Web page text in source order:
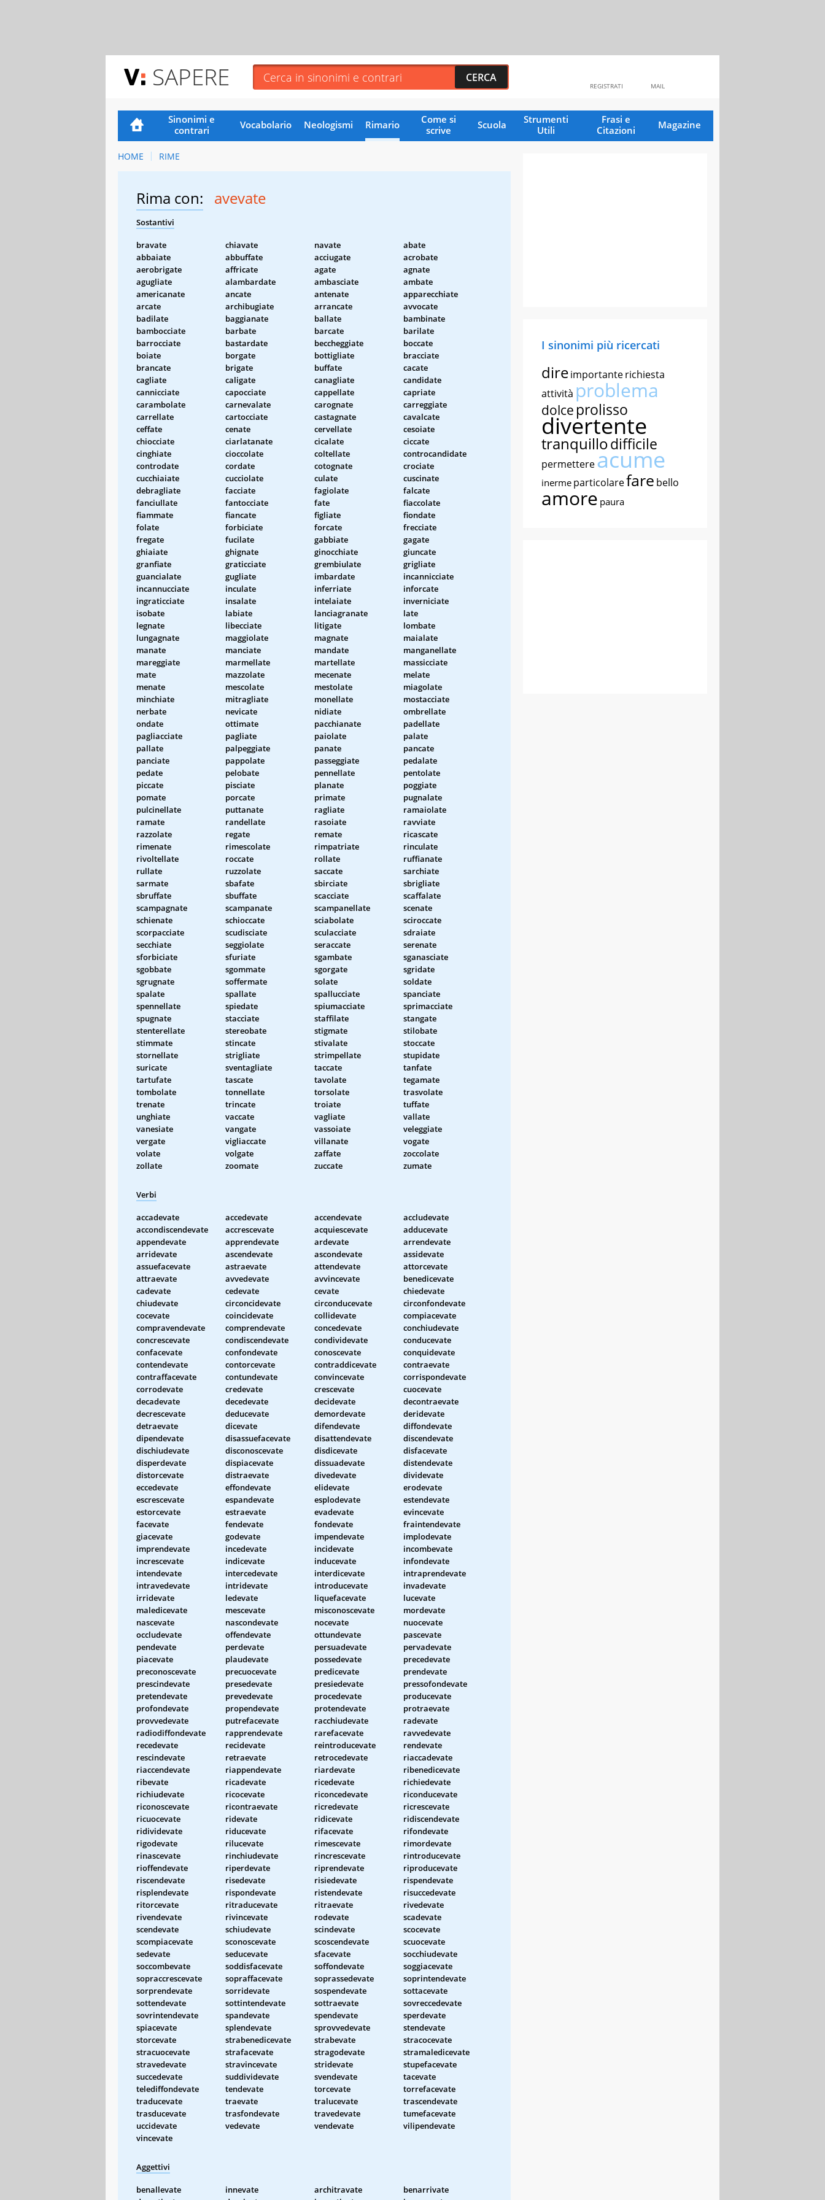
SAPERE MAIL
REGISTRATI
Sinonimi e
contrari
Vocabolario Neologismi Rimario
Come si
scrive
Scuola
Strumenti
Utili
Frasi e
Citazioni
Magazine
HOME RIME
Rima con: avevate
Sostantivi
bravate chiavate navate
abate
abbaiate
abbuffate acciugate
acrobate
aerobrigate
affricate agate
agnate
agugliate
alambardate ambasciate
ambate
americanate
ancate antenate
apparecchiate
arcate
archibugiate arrancate
avvocate
badilate
baggianate ballate
bambinate
bambocciate
barbate barcate
barilate
barrocciate
bastardate beccheggiate
boccate
boiate
borgate bottigliate
bracciate
brancate
brigate buffate
cacate
cagliate
caligate canagliate
candidate
cannicciate
capocciate cappellate
capriate
carambolate
carnevalate carognate
carreggiate
carrellate
cartocciate castagnate
cavalcate
ceffate
cenate cervellate
cesoiate
chiocciate
ciarlatanate cicalate
ciccate
cinghiate
cioccolate coltellate
controcandidate
controdate
cordate cotognate
crociate
cucchiaiate
cucciolate culate
cuscinate
debragliate
facciate fagiolate
falcate
fanciullate
fantocciate fate
fiaccolate
fiammate
fiancate figliate
fiondate
folate
forbiciate forcate
frecciate
fregate
fucilate gabbiate
gagate
ghiaiate
ghignate ginocchiate
giuncate
granfiate
graticciate grembiulate
grigliate
guancialate
gugliate imbardate
incannicciate
incannucciate
inculate inferriate
inforcate
ingraticciate
insalate intelaiate
inverniciate
isobate
labiate lanciagranate
late
legnate
libecciate litigate
lombate
lungagnate
maggiolate magnate
maialate
manate
manciate mandate
manganellate
mareggiate
marmellate martellate
massicciate
mate
mazzolate mecenate
melate
menate
mescolate mestolate
miagolate
minchiate
mitragliate monellate
mostacciate
nerbate
nevicate nidiate
ombrellate
ondate
ottimate pacchianate
padellate
pagliacciate
pagliate paiolate
palate
pallate
palpeggiate panate
pancate
panciate
pappolate passeggiate
pedalate
pedate
pelobate pennellate
pentolate
piccate
pisciate planate
poggiate
pomate
porcate primate
pugnalate
pulcinellate
puttanate ragliate
ramaiolate
ramate
randellate rasoiate
ravviate
razzolate
regate remate
ricascate
rimenate
rimescolate rimpatriate
rinculate
rivoltellate
roccate rollate
ruffianate
rullate
ruzzolate saccate
sarchiate
sarmate
sbafate sbirciate
sbrigliate
sbruffate
sbuffate scacciate
scaffalate
scampagnate
scampanate scampanellate
scenate
schienate
schioccate sciabolate
sciroccate
scorpacciate
scudisciate sculacciate
sdraiate
secchiate
seggiolate seraccate
serenate
sforbiciate
sfuriate sgambate
sganasciate
sgobbate
sgommate sgorgate
sgridate
sgrugnate
soffermate solate
soldate
spalate
spallate spallucciate
spanciate
spennellate
spiedate spiumacciate
sprimacciate
spugnate
stacciate staffilate
stangate
stenterellate
stereobate stigmate
stilobate
stimmate
stincate stivalate
stoccate
stornellate
strigliate strimpellate
stupidate
suricate
sventagliate taccate
tanfate
tartufate
tascate tavolate
tegamate
tombolate
tonnellate torsolate
trasvolate
trenate
trincate troiate
tuffate
unghiate
vaccate vagliate
vallate
vanesiate
vangate vassoiate
veleggiate
vergate
vigliaccate villanate
vogate
volate
volgate zaffate
zoccolate
zollate
zoomate zuccate zumate
Verbi
accadevate accedevate accendevate
accludevate
accondiscendevate
accrescevate acquiescevate
adducevate
appendevate
apprendevate ardevate
arrendevate
arridevate
ascendevate ascondevate
assidevate
assuefacevate
astraevate attendevate
attorcevate
attraevate
avvedevate avvincevate
benedicevate
cadevate
cedevate cevate
chiedevate
chiudevate
circoncidevate circonducevate
circonfondevate
cocevate
coincidevate collidevate
compiacevate
compravendevate
comprendevate concedevate
conchiudevate
concrescevate
condiscendevate condividevate
conducevate
confacevate
confondevate conoscevate
conquidevate
contendevate
contorcevate contraddicevate
contraevate
contraffacevate
contundevate convincevate
corrispondevate
corrodevate
credevate crescevate
cuocevate
decadevate
decedevate decidevate
decontraevate
decrescevate
deducevate demordevate
deridevate
detraevate
dicevate difendevate
diffondevate
dipendevate
disassuefacevate disattendevate
discendevate
dischiudevate
disconoscevate disdicevate
disfacevate
disperdevate
dispiacevate dissuadevate
distendevate
distorcevate
distraevate divedevate
dividevate
eccedevate
effondevate elidevate
erodevate
escrescevate
espandevate esplodevate
estendevate
estorcevate
estraevate evadevate
evincevate
facevate
fendevate fondevate
fraintendevate
giacevate
godevate impendevate
implodevate
imprendevate
incedevate incidevate
incombevate
increscevate
indicevate inducevate
infondevate
intendevate
intercedevate interdicevate
intraprendevate
intravedevate
intridevate introducevate
invadevate
irridevate
ledevate liquefacevate
lucevate
maledicevate
mescevate misconoscevate
mordevate
nascevate
nascondevate nocevate
nuocevate
occludevate
offendevate ottundevate
pascevate
pendevate
perdevate persuadevate
pervadevate
piacevate
plaudevate possedevate
precedevate
preconoscevate
precuocevate predicevate
prendevate
prescindevate
presedevate presiedevate
pressofondevate
pretendevate
prevedevate procedevate
producevate
profondevate
propendevate protendevate
protraevate
provvedevate
putrefacevate racchiudevate
radevate
radiodiffondevate
rapprendevate rarefacevate
ravvedevate
recedevate
recidevate reintroducevate
rendevate
rescindevate
retraevate retrocedevate
riaccadevate
riaccendevate
riappendevate riardevate
ribenedicevate
ribevate
ricadevate ricedevate
richiedevate
richiudevate
ricocevate riconcedevate
riconducevate
riconoscevate
ricontraevate ricredevate
ricrescevate
ricuocevate
ridevate ridicevate
ridiscendevate
ridividevate
riducevate rifacevate
rifondevate
rigodevate
rilucevate rimescevate
rimordevate
rinascevate
rinchiudevate rincrescevate
rintroducevate
rioffendevate
riperdevate riprendevate
riproducevate
riscendevate
risedevate risiedevate
rispendevate
risplendevate
rispondevate ristendevate
risuccedevate
ritorcevate
ritraducevate ritraevate
rivedevate
rivendevate
rivincevate rodevate
scadevate
scendevate
schiudevate scindevate
scocevate
scompiacevate
sconoscevate scoscendevate
scuocevate
sedevate
seducevate sfacevate
socchiudevate
soccombevate
soddisfacevate soffondevate
soggiacevate
sopraccrescevate
sopraffacevate soprassedevate
soprintendevate
sorprendevate
sorridevate sospendevate
sottacevate
sottendevate
sottintendevate sottraevate
sovreccedevate
sovrintendevate
spandevate spendevate
sperdevate
spiacevate
splendevate sprovvedevate
stendevate
storcevate
strabenedicevate strabevate
stracocevate
stracuocevate
strafacevate stragodevate
stramaledicevate
stravedevate
stravincevate stridevate
stupefacevate
succedevate
suddividevate svendevate
tacevate
telediffondevate
tendevate torcevate
torrefacevate
traducevate
traevate tralucevate
trascendevate
trasducevate
trasfondevate travedevate
tumefacevate
uccidevate
vedevate vendevate
vilipendevate
vincevate
Aggettivi
benallevate innevate architravate
benarrivate
I sinonimi più ricercati
direimportanterichiesta
attività problema
dolce prolisso
divertente
tranquillodifficile
permettereacume
inerme particolarefare bello
amore paura